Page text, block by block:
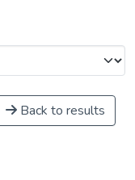
Back to results